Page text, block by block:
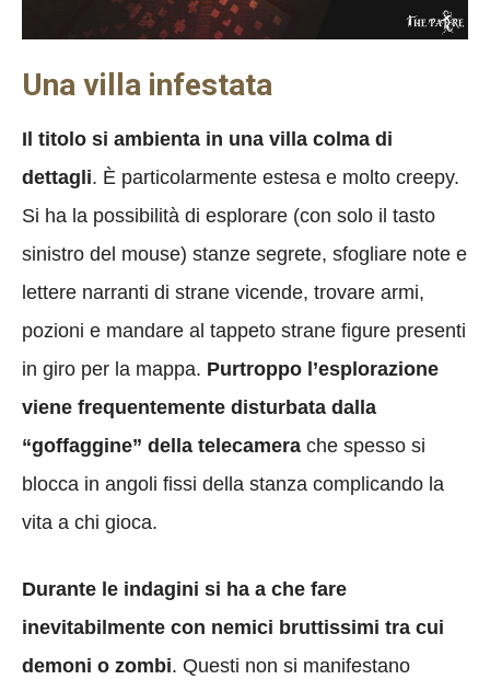
Una villa infestata
Il titolo si ambienta in una villa colma di
dettagli. È particolarmente estesa e molto creepy.
Si ha la possibilità di esplorare (con solo il tasto
sinistro del mouse) stanze segrete, sfogliare note e
lettere narranti di strane vicende, trovare armi,
pozioni e mandare al tappeto strane figure presenti
in giro per la mappa. Purtroppo l’esplorazione
viene frequentemente disturbata dalla
“goffaggine” della telecamera che spesso si
blocca in angoli fissi della stanza complicando la
vita a chi gioca.
Durante le indagini si ha a che fare
inevitabilmente con nemici bruttissimi tra cui
demoni o zombi. Questi non si manifestano